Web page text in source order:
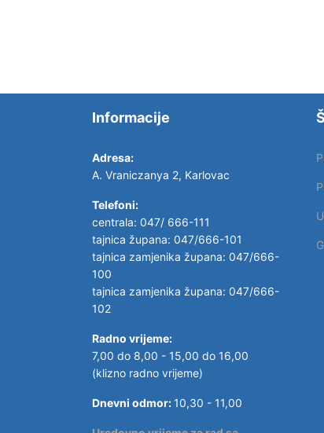
Informacije
Adresa:
A. Vraniczanya 2, Karlovac
Telefoni:
centrala: 047/ 666-111
tajnica župana: 047/666-101
tajnica zamjenika župana: 047/666-
100
tajnica zamjenika župana: 047/666-
102
Radno vrijeme:
7,00 do 8,00 - 15,00 do 16,00
(klizno radno vrijeme)
Dnevni odmor: 10,30 - 11,00